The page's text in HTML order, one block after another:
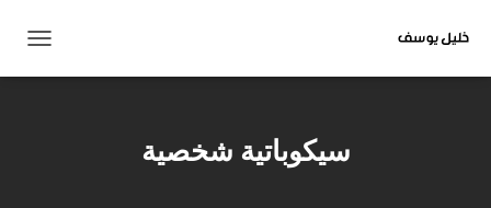
التنقل
سيكوباتية شخصية